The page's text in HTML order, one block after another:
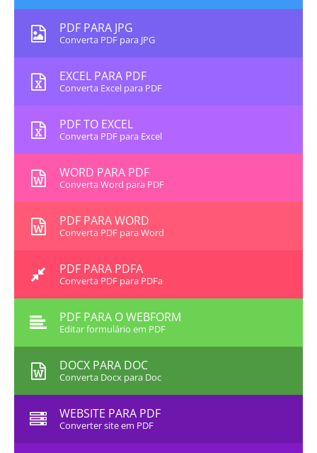
PDF PARA JPG
Converta PDF para JPG
EXCEL PARA PDF
Converta Excel para PDF
PDF TO EXCEL
Converta PDF para Excel
WORD PARA PDF
Converta Word para PDF
PDF PARA WORD
Converta PDF para Word
PDF PARA PDFA
Converta PDF para PDFa
PDF PARA O WEBFORM
Editar formulário em PDF
DOCX PARA DOC
Converta Docx para Doc
WEBSITE PARA PDF
Converter site em PDF